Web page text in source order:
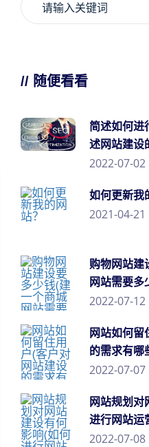
// 随便看看
简述如何进
述网站建设
2022-07-02
如何更新我
2021-04-21
购物网站建
网站需要多
2022-07-12
网站如何留
的需求有哪
2022-07-07
网站规划对
进行网站运
2022-07-08